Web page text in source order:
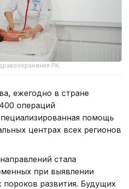
РК
ежегодно в стране
операций
помощь
центрах всех регионов
стала
при выявлении
развития. Будущих